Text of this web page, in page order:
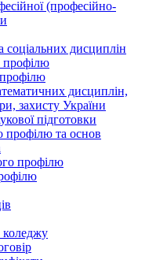
(професійно-
соціальних дисциплін
профілю
дисциплін,
захисту України
підготовки
профілю та основ
профілю
коледжу